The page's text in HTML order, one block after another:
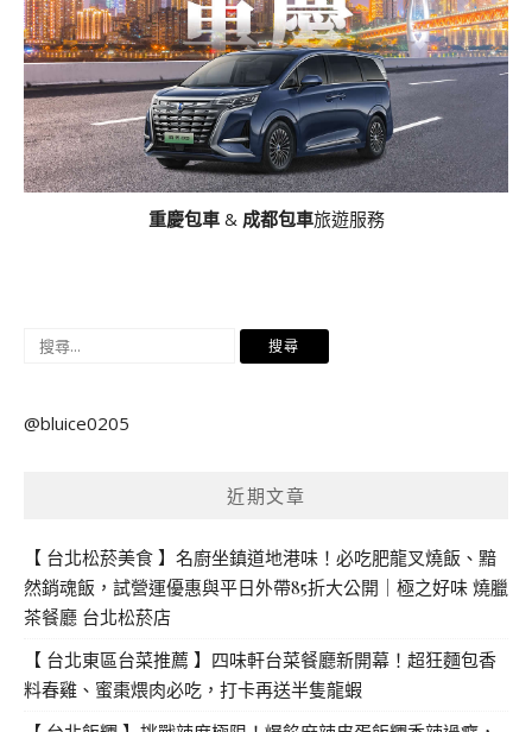
重慶包車& 成都包車旅遊服務
搜
鍵
@bluice0205
近期文章
【 台北松菸美食 】名廚坐鎮道地港味！必吃肥龍叉燒飯、黯
然銷魂飯，試營運優惠與平日外帶85折大公開｜極之好味 燒臘
茶餐廳 台北松菸店
【 台北東區台菜推薦 】四味軒台菜餐廳新開幕！超狂麵包香
料春雞、蜜棗煨肉必吃，打卡再送半隻龍蝦